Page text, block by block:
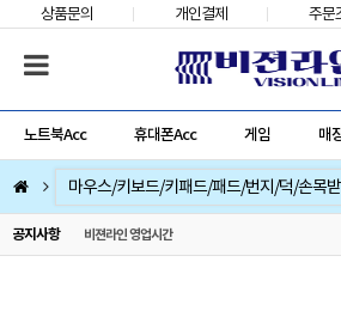
상품문의 개인결제 주문
노트북Acc 휴대폰Acc 게임 매
컴퓨터부품
베스트 상품
컴퓨터주변기기
저장장치/네트웍/케이블/배터리/충전기/잠
마우스/키보드/키패드/패드/번지/덕/손목
스피커/이어폰/헤드셋/거치대/마이크
게임
노트북Acc
게임슬라이더
휴대폰Acc
공지사항 비젼라인 영업시간